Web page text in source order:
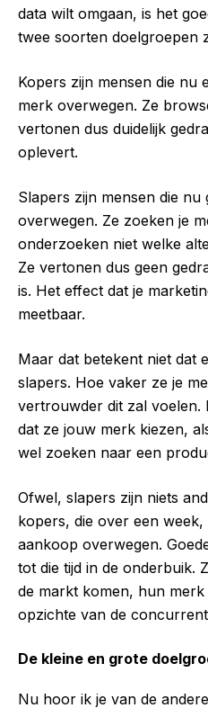
data wilt omgaan, is het
twee soorten doelgroepen
Kopers zijn mensen die nu
merk overwegen. Ze
vertonen dus duidelijk
oplevert.
Slapers zijn mensen die nu
overwegen. Ze zoeken je
onderzoeken niet welke
Ze vertonen dus geen
is. Het effect dat je
meetbaar.
Maar dat betekent niet dat
slapers. Hoe vaker ze je
vertrouwder dit zal voelen.
dat ze jouw merk kiezen,
wel zoeken naar een
Ofwel, slapers zijn niets
kopers, die over een
aankoop overwegen.
tot die tijd in de onderbuik.
de markt komen, hun
opzichte van de
De kleine en grote
Nu hoor ik je van de